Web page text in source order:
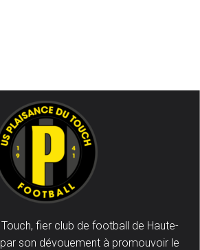
Touch, fier club de football de Haute-
son dévouement à promouvoir le